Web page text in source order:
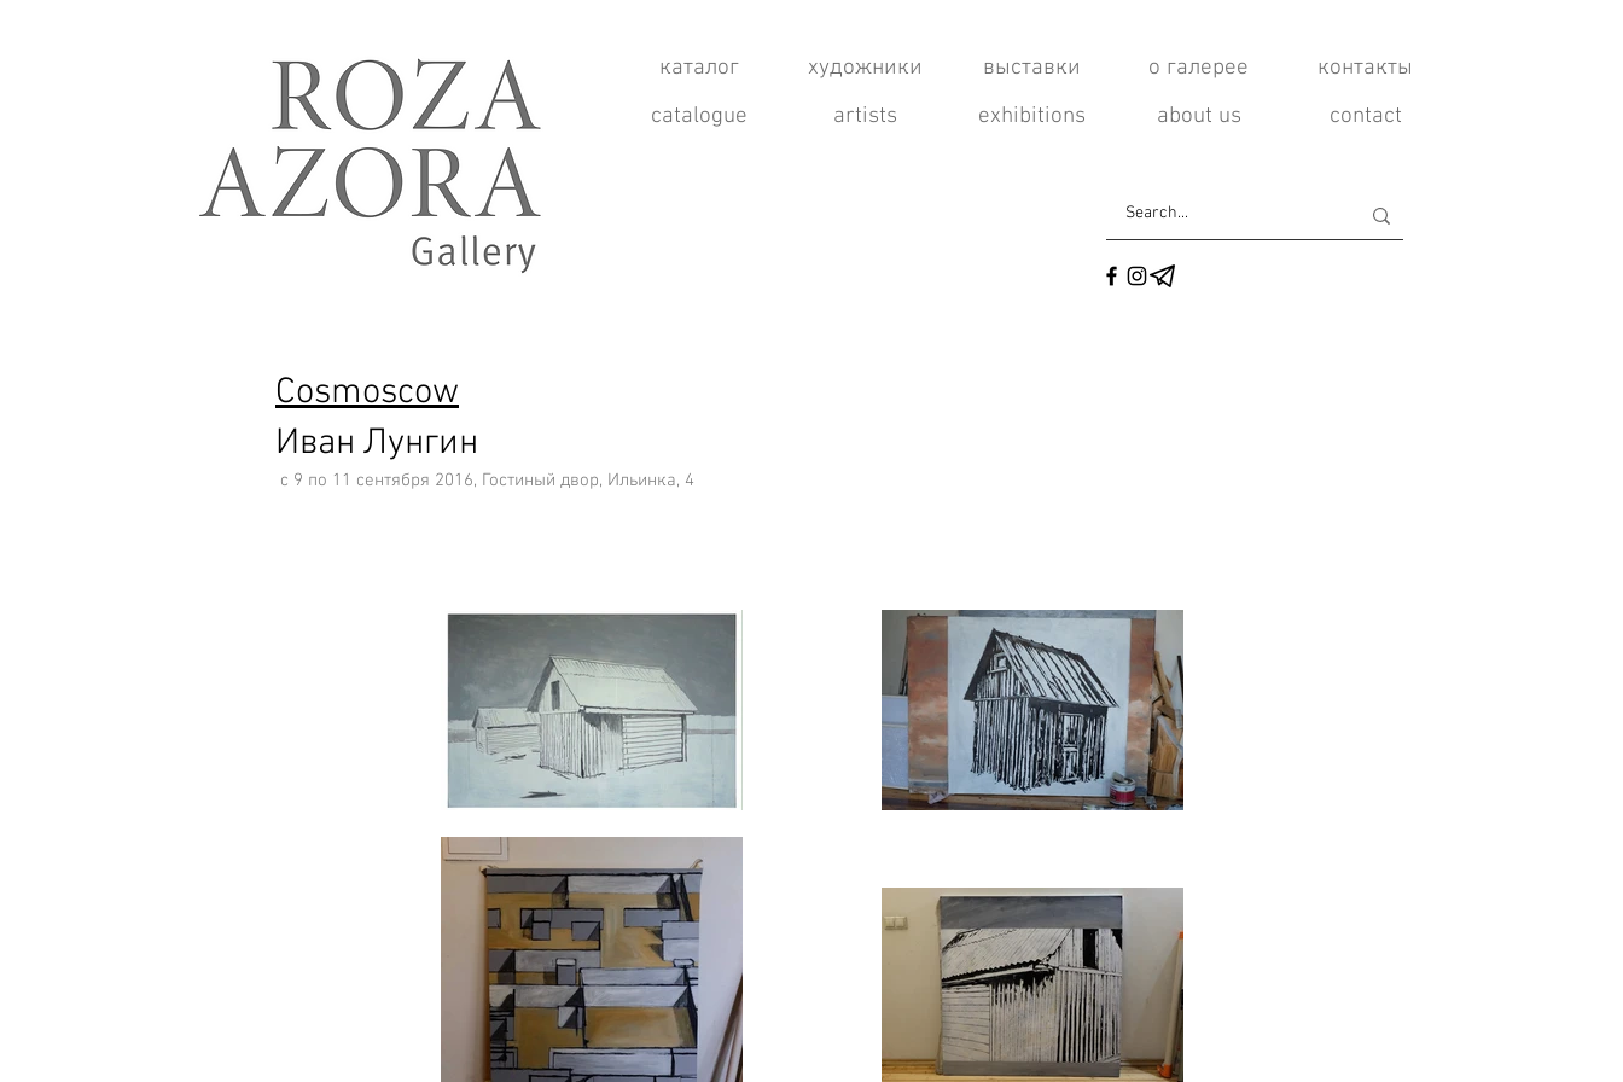
каталог
catalogue
художники
artists
выставки
exhibitions
о галерее
about us
контакты
contact
Cosmoscow
Иван Лунгин
с 9 по 11 сентября 2016, Гостиный двор, Ильинка, 4